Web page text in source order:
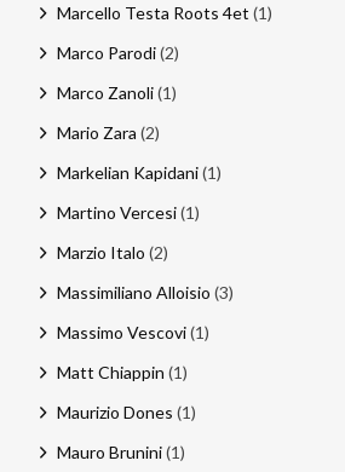
Marcello Testa Roots 4et (1)
Marco Parodi(2)
Marco Zanoli(1)
Mario Zara (2)
Markelian Kapidani(1)
Martino Vercesi(1)
Marzio Italo (2)
Massimiliano Alloisio (3)
Massimo Vescovi(1)
Matt Chiappin (1)
Maurizio Dones (1)
Mauro Brunini(1)